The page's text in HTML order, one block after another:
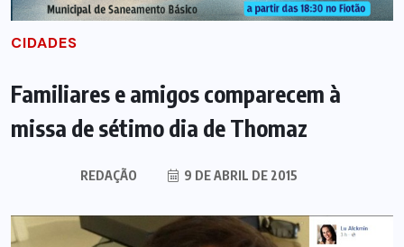
CIDADES
Familiares e amigos comparecem à
missa de sétimo dia de Thomaz
REDAÇÃO 9 DE ABRIL DE 2015